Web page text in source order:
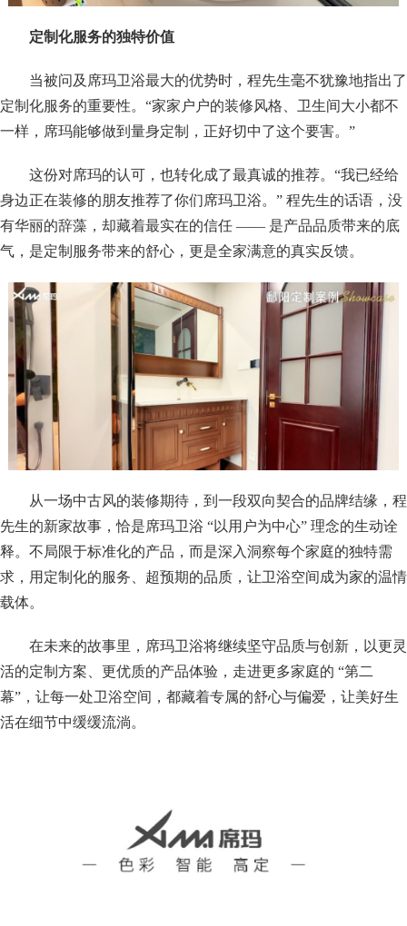
定制化服务的独特价值
当被问及席玛卫浴最大的优势时，程先生毫不犹豫地指出了
定制化服务的重要性。“家家户户的装修风格、卫生间大小都不
一样，席玛能够做到量身定制，正好切中了这个要害。”
这份对席玛的认可，也转化成了最真诚的推荐。“我已经给
身边正在装修的朋友推荐了你们席玛卫浴。” 程先生的话语，没
有华丽的辞藻，却藏着最实在的信任 —— 是产品品质带来的底
气，是定制服务带来的舒心，更是全家满意的真实反馈。
从一场中古风的装修期待，到一段双向契合的品牌结缘，程
先生的新家故事，恰是席玛卫浴 “以用户为中心” 理念的生动诠
释。不局限于标准化的产品，而是深入洞察每个家庭的独特需
求，用定制化的服务、超预期的品质，让卫浴空间成为家的温情
载体。
在未来的故事里，席玛卫浴将继续坚守品质与创新，以更灵
活的定制方案、更优质的产品体验，走进更多家庭的 “第二
幕”，让每一处卫浴空间，都藏着专属的舒心与偏爱，让美好生
活在细节中缓缓流淌。